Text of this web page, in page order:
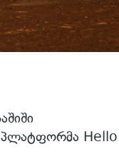
პლატფორმა Hello